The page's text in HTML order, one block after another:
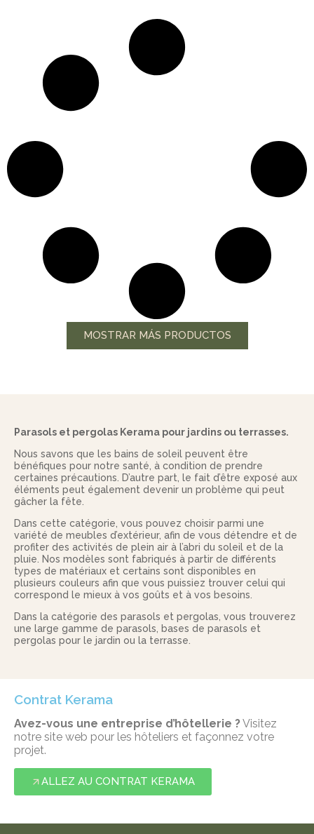
MOSTRAR MÁS PRODUCTOS
Parasols et pergolas Kerama pour jardins ou terrasses.
Nous savons que les bains de soleil peuvent être
bénéfiques pour notre santé, à condition de prendre
certaines précautions. D’autre part, le fait d’être exposé aux
éléments peut également devenir un problème qui peut
gâcher la fête.
Dans cette catégorie, vous pouvez choisir parmi une
variété de meubles d’extérieur, afin de vous détendre et de
profiter des activités de plein air à l’abri du soleil et de la
pluie. Nos modèles sont fabriqués à partir de différents
types de matériaux et certains sont disponibles en
plusieurs couleurs afin que vous puissiez trouver celui qui
correspond le mieux à vos goûts et à vos besoins.
Dans la catégorie des parasols et pergolas, vous trouverez
une large gamme de parasols, bases de parasols et
pergolas pour le jardin ou la terrasse.
Contrat Kerama
Avez-vous une entreprise d’hôtellerie ? Visitez
notre site web pour les hôteliers et façonnez votre
projet.
ALLEZ AU CONTRAT KERAMA